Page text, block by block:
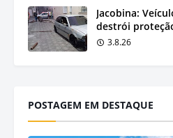
Jacobina:
destrói
3.8.26
POSTAGEM EM DESTAQUE